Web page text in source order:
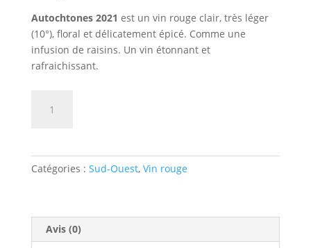
Autochtones 2021 est un vin rouge clair, très léger
(10°), floral et délicatement épicé. Comme une
infusion de raisins. Un vin étonnant et
rafraichissant.
FRANCE
AUTOCHTONE
Catégories : Sud-Ouest, Vin rouge
Avis (0)